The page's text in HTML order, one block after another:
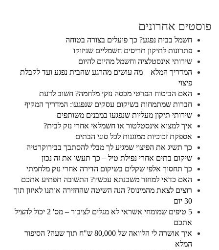
פוסטים אחרונים
חשמל בבית נפגע? כך פועלים בצורה בטוחה
פתרונות לתיקון תריסים חשמליים שניזוקו
שירותי אינסטלציה וחשמל מהיום להיום
המדריך המלא – מה עושים מהרגע שהבית נפגע ועד לקבלת
פיצוי
האם הביטוח הפרטי מכסה נזקי מלחמה? חשוב לדעת
חברות שמתמחות בשיקום עסקים שנפגעו: המדריך המקיף
שירותי תיקון מעליות שנפגעו במבנים משותפים
איך למצוא אינסטלטור או חשמלאי אחרי נזק לבית?
אספקת זכוכיות ממוגנות לכל סוגי הבתים
כך תשיג את הפיצוי שמגיע לך מבלי להסתבך בבירוקרטיה
שיקום בתים אחרי נפילת טיל – כך תעשו את זה נכון
כך תחסוך אלפי שקלים בשיקום הדירה אחרי נזק מלחמתי
האם כדאי למחזר משכנתא עכשיו? התשובה תפתיע אתכם
רוצים לצאת מהמינוס? הנה השיטה שהחזירה אותנו לאיזון תוך
30 יום
5 טיפים שמומחי אשראי לא מגלים לציבור – מס' 2 יכול להציל
אתכם
איך אושרה לי הלוואה של 80,000 ש"ח תוך שעה? הסיפור
המלא